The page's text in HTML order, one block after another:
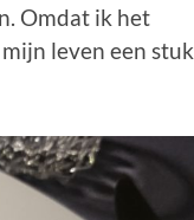
Omdat ik het
leven een stuk